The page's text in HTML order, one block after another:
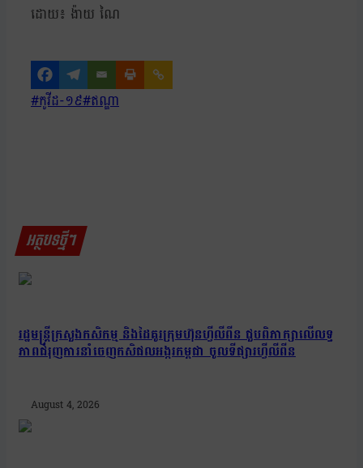
ដោយ៖ ង៉ាយ ណៃ
Post
#កូវីដ-១៩#ឥណ្ឌា
អត្ថបទថ្មីៗ
រដ្ឋមន្រ្តីក្រសួងកសិកម្ម និងដៃគូរក្រុមហ៊ុនហ្វីលីពីន ជួបពិភាក្សាលើលទ្ធ
ភាពជំរុញការនាំចេញកសិផលអង្ករកម្ពុជា ចូលទីផ្សារហ្វីលីពីន
August 4, 2026